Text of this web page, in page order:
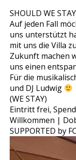
SHOULD WE
Auf jeden Fall
uns unterstützt
mit uns die Villa
Zukunft machen
uns einen
Für die
und DJ Ludwig
(WE STAY)
Eintritt frei,
Willkommen |
SUPPORTED by